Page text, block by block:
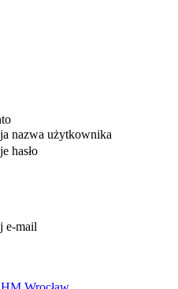
nazwa użytkownika
hasło
e-mail